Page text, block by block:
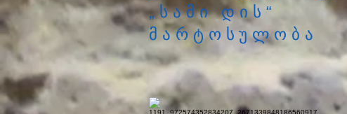
„სამი დის“
მარტოსულობა